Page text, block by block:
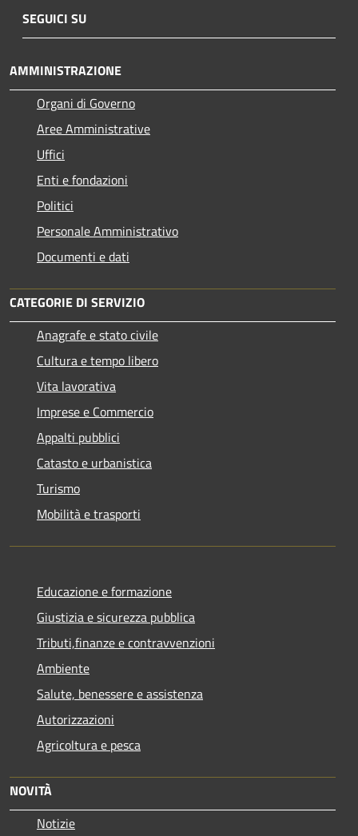
SEGUICI SU
AMMINISTRAZIONE
Organi di Governo
Aree Amministrative
Uffici
Enti e fondazioni
Politici
Personale Amministrativo
Documenti e dati
CATEGORIE DI SERVIZIO
Anagrafe e stato civile
Cultura e tempo libero
Vita lavorativa
Imprese e Commercio
Appalti pubblici
Catasto e urbanistica
Turismo
Mobilità e trasporti
Educazione e formazione
Giustizia e sicurezza pubblica
Tributi,finanze e contravvenzioni
Ambiente
Salute, benessere e assistenza
Autorizzazioni
Agricoltura e pesca
NOVITÀ
Notizie